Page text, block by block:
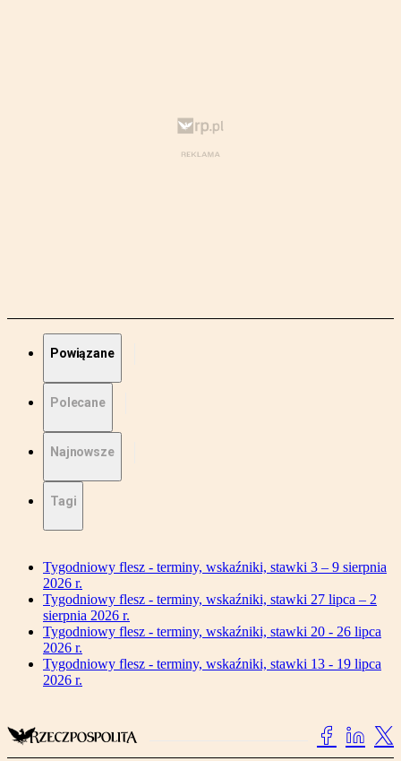
Powiązane
Polecane
Najnowsze
Tagi
Tygodniowy flesz - terminy, wskaźniki, stawki 3 – 9 sierpnia
2026 r.
Tygodniowy flesz - terminy, wskaźniki, stawki 27 lipca – 2
sierpnia 2026 r.
Tygodniowy flesz - terminy, wskaźniki, stawki 20 - 26 lipca
2026 r.
Tygodniowy flesz - terminy, wskaźniki, stawki 13 - 19 lipca
2026 r.